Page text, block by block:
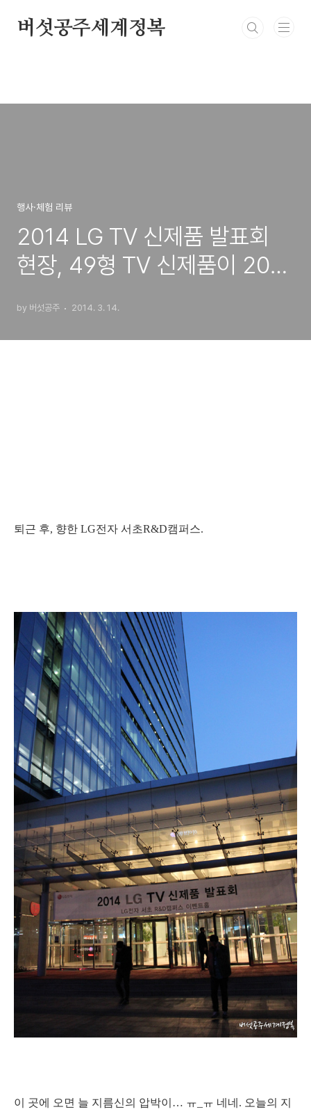
버섯공주세계정복
행사·체험 리뷰
2014 LG TV 신제품 발표회
현장, 49형 TV 신제품이 200
by 버섯공주 2014. 3. 14.
퇴근 후, 향한 LG전자 서초R&D캠퍼스.
이 곳에 오면 늘 지름신의 압박이… ㅠ_ㅠ 네네. 오늘의 지